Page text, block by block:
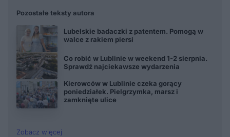
Pozostałe teksty autora
Lubelskie badaczki z patentem. Pomogą w
walce z rakiem piersi
Co robić w Lublinie w weekend 1-2 sierpnia.
Sprawdź najciekawsze wydarzenia
Kierowców w Lublinie czeka gorący
poniedziałek. Pielgrzymka, marsz i
zamknięte ulice
Zobacz więcej